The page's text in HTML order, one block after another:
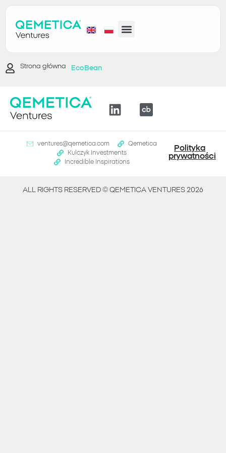
Strona główna EcoBean
ventures@qemetica.com
Qemetica
Kulczyk Investments
Incredible Inspirations
Polityka
prywatności
ALL RIGHTS RESERVED © QEMETICA VENTURES 2026